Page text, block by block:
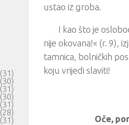
ustao iz groba.
I kao što je
nije okovana!« (r. 9),
tamnica, bolničkih
koju vrijedi slaviti!
Oče,
(31)
(30)
(31)
(30)
(31)
(28)
(31)